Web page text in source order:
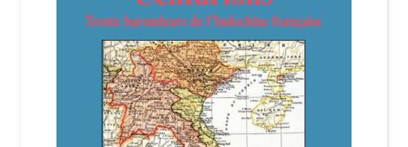
Login Customizer
Nous Contacter